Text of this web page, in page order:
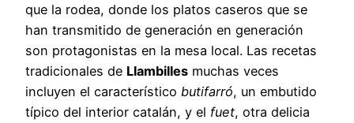
que la rodea, donde los platos caseros que se
han transmitido de generación en generación
son protagonistas en la mesa local. Las recetas
tradicionales de Llambilles muchas veces
incluyen el característico butifarró, un embutido
típico del interior catalán, y el fuet, otra delicia